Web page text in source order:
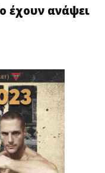
έχουν ανάψει